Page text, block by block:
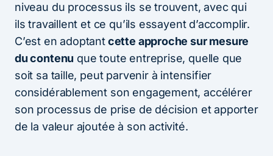
niveau du processus ils se trouvent, avec qui
ils travaillent et ce qu’ils essayent d’accomplir.
C’est en adoptantcette approche sur mesure
du contenu que toute entreprise, quelle que
soit sa taille, peut parvenir à intensifier
considérablement son engagement, accélérer
son processus de prise de décision et apporter
de la valeur ajoutée à son activité.